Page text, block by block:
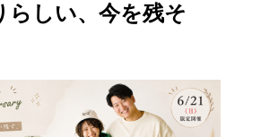
しい、今を残そ